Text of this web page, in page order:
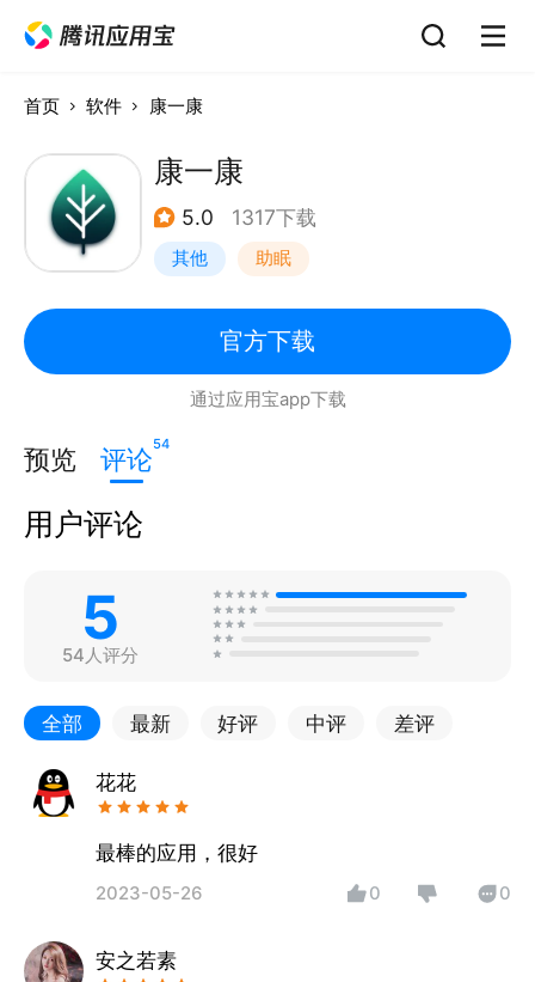
首页 软件 康一康
康一康
5.0 1317下载
其他 助眠
官方下载
通过应用宝app下载
预览 评论54
用户评论
5
54人评分
全部 最新 好评 中评 差评
花花
最棒的应用，很好
2023-05-26 0 0
安之若素